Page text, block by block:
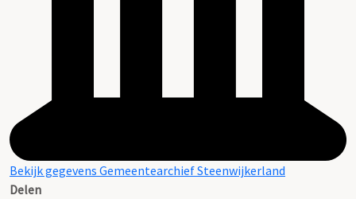
Bekijk gegevens Gemeentearchief Steenwijkerland
Delen